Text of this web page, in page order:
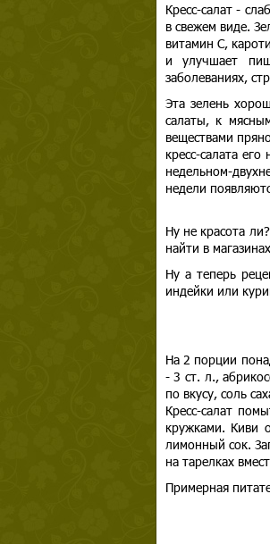
Кресс-салат -
в свежем виде.
витамин С,
и улучшает
заболеваниях,
Эта зелень
салаты, к
веществами
кресс-салата
недельном-
недели
Ну не красота
найти в
Ну а теперь
индейки или
На 2 порции
- 3 ст. л.,
по вкусу, соль
Кресс-салат
кружками. Киви
лимонный сок.
на тарелках
Примерная